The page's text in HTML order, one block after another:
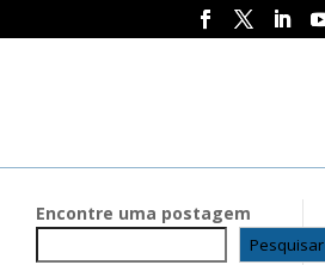
Encontre uma postagem
Pesquisar